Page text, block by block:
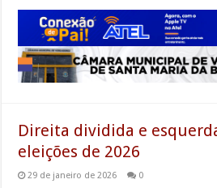
Direita dividida e
eleições de 2026
29 de janeiro de 2026 0